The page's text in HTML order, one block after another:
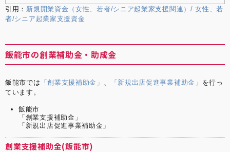
引用： 新規開業資金（女性、若者/シニア起業家支援関連）/ 女性、若
者/シニア起業家支援資金
飯能市の創業補助金・助成金
飯能市では 「創業支援補助金」 「新規出店促進事業補助金」 を行っ
ています。
飯能市
「創業支援補助金」
「新規出店促進事業補助金」
創業支援補助金(飯能市)